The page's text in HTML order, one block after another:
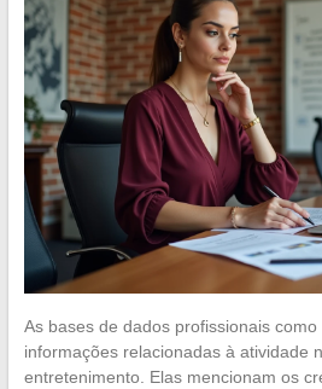
As bases de dados profissionais
informações relacionadas à atividade
entretenimento. Elas mencionam os